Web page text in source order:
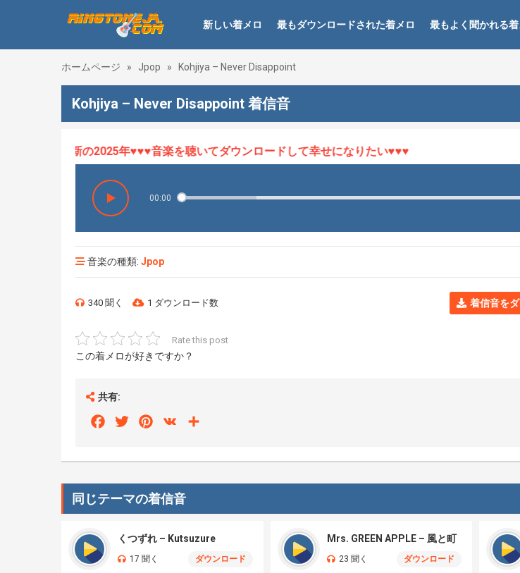
新しい着メロ 最もダウンロードされた着メロ 最もよく聞かれる着
ホームページ » Jpop » Kohjiya – Never Disappoint
Kohjiya – Never Disappoint 着信音
、最新の2025年♥♥♥音楽を聴いてダウンロードして幸せになりたい♥♥♥
00:00
音楽の種類: Jpop
340 聞く 1 ダウンロード数 着信音を
Rate this post
この着メロが好きですか？
共有:
FacebookTwitterPinterest
VK
同じテーマの着信音
くつずれ – Kutsuzure
17 聞く ダウンロード
Mrs. GREEN APPLE – 風と町
23 聞く ダウンロード